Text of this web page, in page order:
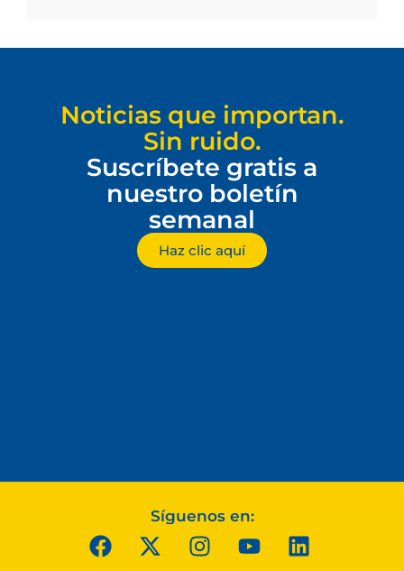
Noticias que importan.
Sin ruido.
Suscríbete gratis a
nuestro boletín
semanal
Haz clic aquí
Síguenos en: